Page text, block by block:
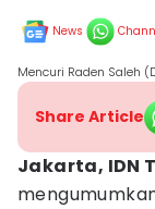
News
Mencuri Raden Saleh
Share Article
Jakarta, IDN